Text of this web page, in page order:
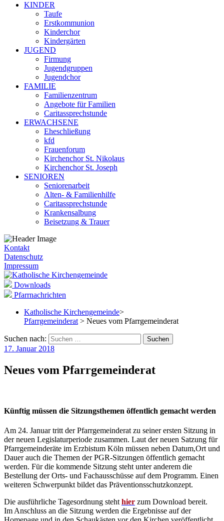
KINDER
Taufe
Erstkommunion
Kinderchor
Kindergärten
JUGEND
Firmung
Jugendgruppen
Jugendchor
FAMILIE
Familienzentrum
Angebote für Familien
Caritassprechstunde
ERWACHSENE
Eheschließung
kfd
Frauenforum
Kirchenchor St. Nikolaus
Kirchenchor St. Joseph
SENIOREN
Seniorenarbeit
Alten- & Familienhilfe
Caritassprechstunde
Krankensalbung
Beisetzung & Trauer
Kontakt
Datenschutz
Impressum
Downloads
Pfarrnachrichten
Katholische Kirchengemeinde>
Pfarrgemeinderat > Neues vom Pfarrgemeinderat
Suchen nach:
17. Januar 2018
Neues vom Pfarrgemeinderat
Künftig müssen die Sitzungsthemen öffentlich gemacht werden
Am 24. Januar tritt der Pfarrgemeinderat zu seiner ersten Sitzung in
der neuen Legislaturperiode zusammen. Laut der neuen Satzung für
Pfarrgemeinderäte im Erzbistum Köln müssen neben Datum,Ort und
Dauer auch die Themen der PGR-Sitzungen öffentlich gemacht
werden. Für die kommende Sitzung steht unter anderem die
Bestellung der Orts- und Fachausschüsse auf dem Programm. Einen
weiteren Schwerpunkt bildet das Präventionsschutzkonzept.
Die ausführliche Tagesordnung steht hier zum Download bereit.
Im Anschluss an die Sitzung werden die Ergebnisse auf der